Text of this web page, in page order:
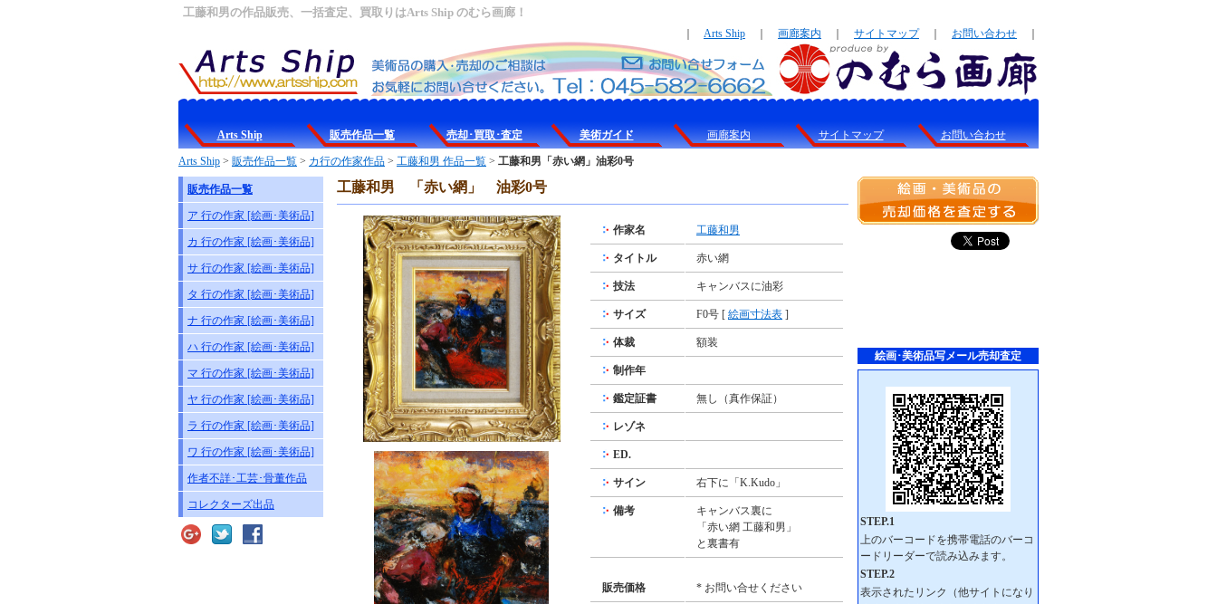
工藤和男の作品販売、一括査定、買取りはArts Ship のむら画廊！
Arts Ship 画廊案内 サイトマップ｜ お問い合わせ
Arts Ship 販売作品一覧 売却･買取･査定 美術ガイド 画廊案内 サイトマップ お問い合わせ
Arts Ship > 販売作品一覧 > カ行の作家作品 > 工藤和男 作品一覧 > 工藤和男「赤い網」油彩0号
工藤和男 「赤い網」 油彩0号
作家名 工藤和男
タイトル 赤い網
技法 キャンバスに油彩
サイズ F0号 [ 絵画寸法表 ]
体裁 額装
制作年
鑑定証書 無し（真作保証）
レゾネ
ED.
サイン 右下に「K.Kudo」
備考
キャンバス裏に
「赤い網 工藤和男」
と裏書有
販売価格 * お問い合せください
販売作品一覧
ア 行の作家 [絵画･美術品]
カ 行の作家 [絵画･美術品]
サ 行の作家 [絵画･美術品]
タ 行の作家 [絵画･美術品]
ナ 行の作家 [絵画･美術品]
ハ 行の作家 [絵画･美術品]
マ 行の作家 [絵画･美術品]
ヤ 行の作家 [絵画･美術品]
ラ 行の作家 [絵画･美術品]
ワ 行の作家 [絵画･美術品]
作者不詳･工芸･骨董作品
コレクターズ出品